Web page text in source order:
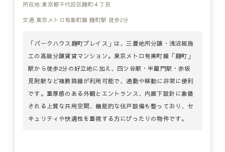
所在地:東京都千代田区麹町４丁目
交通:東京メトロ有楽町線 麹町駅 徒歩2分
「パークハウス麹町プレイス」は、三菱地所分譲・浅沼組施
工の高級分譲賃貸マンション。東京メトロ有楽町線「麹町」
駅から徒歩2分の好立地に加え、四ツ谷駅・半蔵門駅・赤坂
見附駅など複数路線が利用可能で、通勤や移動に非常に便利
です。重厚感のある外観とエントランス、内廊下設計に象徴
される上質な共用空間、機能的な住戸設備も整っており、セ
キュリティや快適性を重視する方にぴったりの物件です。